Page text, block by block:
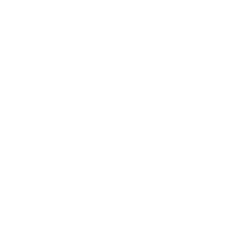
Now showing